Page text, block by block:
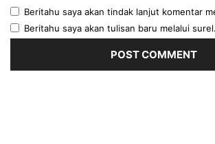
Beritahu saya akan tindak lanjut komentar
Beritahu saya akan tulisan baru melalui surel.